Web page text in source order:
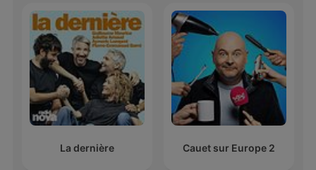
La dernière Cauet sur Europe 2